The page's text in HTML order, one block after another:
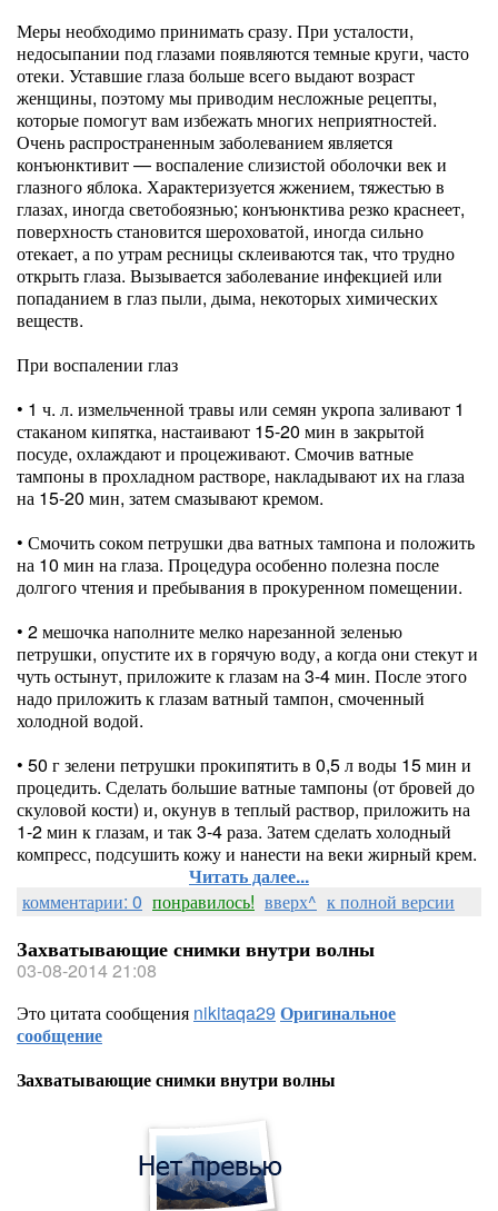
Меры необходимо принимать сразу. При усталости,
недосыпании под глазами появляются темные круги, часто
отеки. Уставшие глаза больше всего выдают возраст
женщины, поэтому мы приводим несложные рецепты,
которые помогут вам избежать многих неприятностей.
Очень распространенным заболеванием является
конъюнктивит — воспаление слизистой оболочки век и
глазного яблока. Характеризуется жжением, тяжестью в
глазах, иногда светобоязнью; конъюнктива резко краснеет,
поверхность становится шероховатой, иногда сильно
отекает, а по утрам ресницы склеиваются так, что трудно
открыть глаза. Вызывается заболевание инфекцией или
попаданием в глаз пыли, дыма, некоторых химических
веществ.
При воспалении глаз
• 1 ч. л. измельченной травы или семян укропа заливают 1
стаканом кипятка, настаивают 15-20 мин в закрытой
посуде, охлаждают и процеживают. Смочив ватные
тампоны в прохладном растворе, накладывают их на глаза
на 15-20 мин, затем смазывают кремом.
• Смочить соком петрушки два ватных тампона и положить
на 10 мин на глаза. Процедура особенно полезна после
долгого чтения и пребывания в прокуренном помещении.
• 2 мешочка наполните мелко нарезанной зеленью
петрушки, опустите их в горячую воду, а когда они стекут и
чуть остынут, приложите к глазам на 3-4 мин. После этого
надо приложить к глазам ватный тампон, смоченный
холодной водой.
• 50 г зелени петрушки прокипятить в 0,5 л воды 15 мин и
процедить. Сделать большие ватные тампоны (от бровей до
скуловой кости) и, окунув в теплый раствор, приложить на
1-2 мин к глазам, и так 3-4 раза. Затем сделать холодный
компресс, подсушить кожу и нанести на веки жирный крем.
Читать далее...
комментарии: 0 понравилось! вверх^ к полной версии
Захватывающие снимки внутри волны
03-08-2014 21:08
Это цитата сообщения nikitaqa29 Оригинальное
сообщение
Захватывающие снимки внутри волны